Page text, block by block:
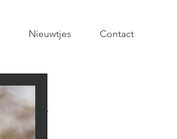
Nieuwtjes Contact